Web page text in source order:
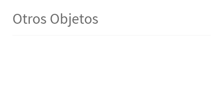
Otros Objetos